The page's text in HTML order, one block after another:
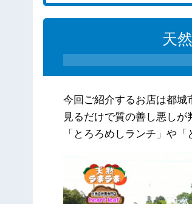
天
今回ご紹介するお店は都城
見るだけで質の善し悪し
「とろろめしランチ」や